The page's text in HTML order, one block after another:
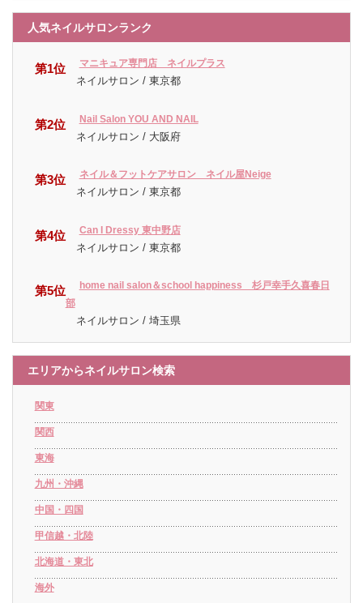
人気ネイルサロンランク
第1位 マニキュア専門店 ネイルプラス
ネイルサロン / 東京都
第2位 Nail Salon YOU AND NAIL
ネイルサロン / 大阪府
第3位 ネイル＆フットケアサロン ネイル屋Neige
ネイルサロン / 東京都
第4位 Can I Dressy 東中野店
ネイルサロン / 東京都
第5位
home nail salon＆school happiness 杉戸幸手久喜春日
部
ネイルサロン / 埼玉県
エリアからネイルサロン検索
関東
関西
東海
九州・沖縄
中国・四国
甲信越・北陸
北海道・東北
海外